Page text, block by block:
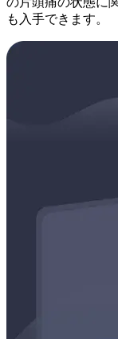
も入手できます。